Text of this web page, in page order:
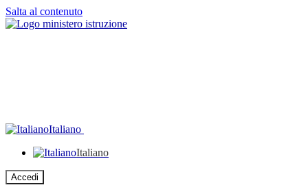
Salta al contenuto
Italiano
Italiano
Accedi